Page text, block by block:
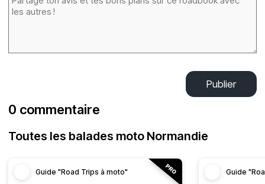
Publier
0 commentaire
Toutes les balades moto Normandie
Guide "Road Trips à moto" Guide